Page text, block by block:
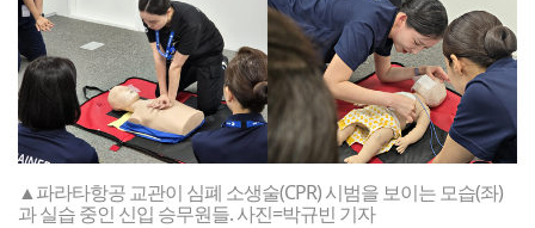
▲파라타항공 교관이 심폐 소생술(CPR) 시범을 보이는 모습(좌)
과 실습 중인 신입 승무원들. 사진=박규빈 기자